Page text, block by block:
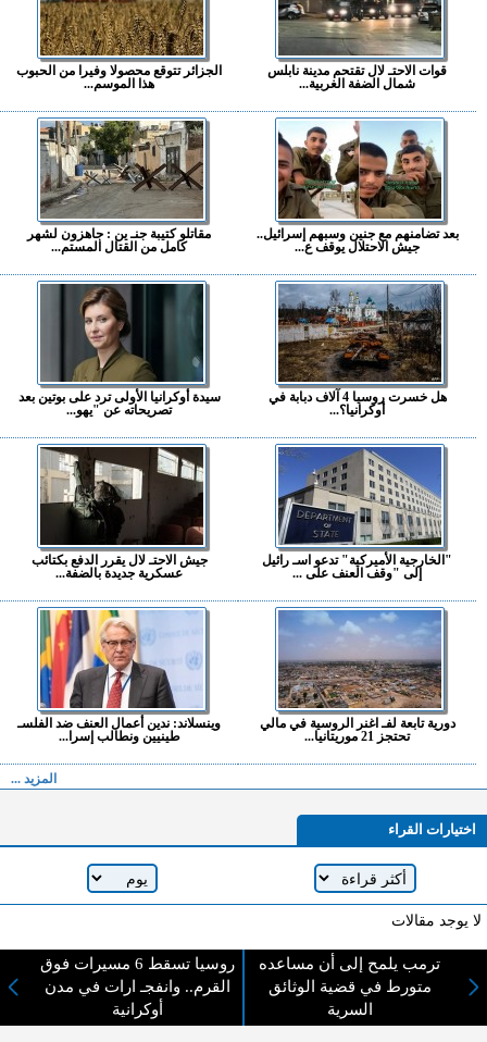
قوات الاحتـ لال تقتحم مدينة نابلس
شمال الضفة الغربية...
الجزائر تتوقع محصولا وفيرا من الحبوب
هذا الموسم...
بعد تضامنهم مع جنين وسبهم إسرائيل..
جيش الاحتلال يوقف ع...
مقاتلو كتيبة جنـ ين : جاهزون لشهر
كامل من القتال المستم...
هل خسرت روسيا 4 آلاف دبابة في
أوكرانيا؟...
سيدة أوكرانيا الأولى ترد على بوتين بعد
تصريحاته عن "يهو...
"الخارجية الأميركية" تدعو اسـ رائيل
إلى "وقف العنف على ...
جيش الاحتـ لال يقرر الدفع بكتائب
عسكرية جديدة بالضفة...
دورية تابعة لفـ اغنر الروسية في مالي
تحتجز 21 موريتانيا...
وينسلاند: ندين أعمال العنف ضد الفلسـ
طينيين ونطالب إسرا...
المزيد ...
اختيارات القراء
لا يوجد مقالات
ترمب يلمح إلى أن مساعده
متورط في قضية الوثائق
السرية
روسيا تسقط 6 مسيرات فوق
القرم.. وانفجـ ارات في مدن
أوكرانية
لا مانع من الإقتباس وإعادة النشر شريط ذكر المصدر ( المدينة نيوز ) - الآراء والتعليقات
المنشورة تعبر عن رأي أصحابها فقط